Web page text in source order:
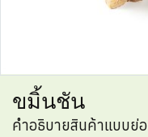
ขมิ้นชัน
คำอธิบายสินค้าแบบย่อ